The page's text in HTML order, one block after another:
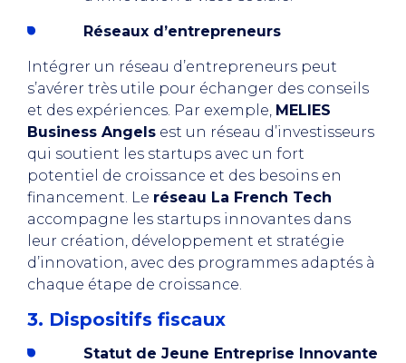
Réseaux d’entrepreneurs
Intégrer un réseau d’entrepreneurs peut
s’avérer très utile pour échanger des conseils
et des expériences. Par exemple, MELIES
Business Angels est un réseau d’investisseurs
qui soutient les startups avec un fort
potentiel de croissance et des besoins en
financement. Le réseau La French Tech
accompagne les startups innovantes dans
leur création, développement et stratégie
d’innovation, avec des programmes adaptés à
chaque étape de croissance.
3. Dispositifs fiscaux
Statut de Jeune Entreprise Innovante